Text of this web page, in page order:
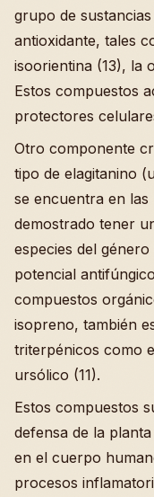
grupo de
antioxidante, tales
isoorientina (13), la
Estos compuestos
protectores
Otro componente
tipo de elagitanino
se encuentra en
demostrado tener
especies del
potencial
compuestos
isopreno, también
triterpénicos como
ursólico (11).
Estos compuestos
defensa de la
en el cuerpo
procesos